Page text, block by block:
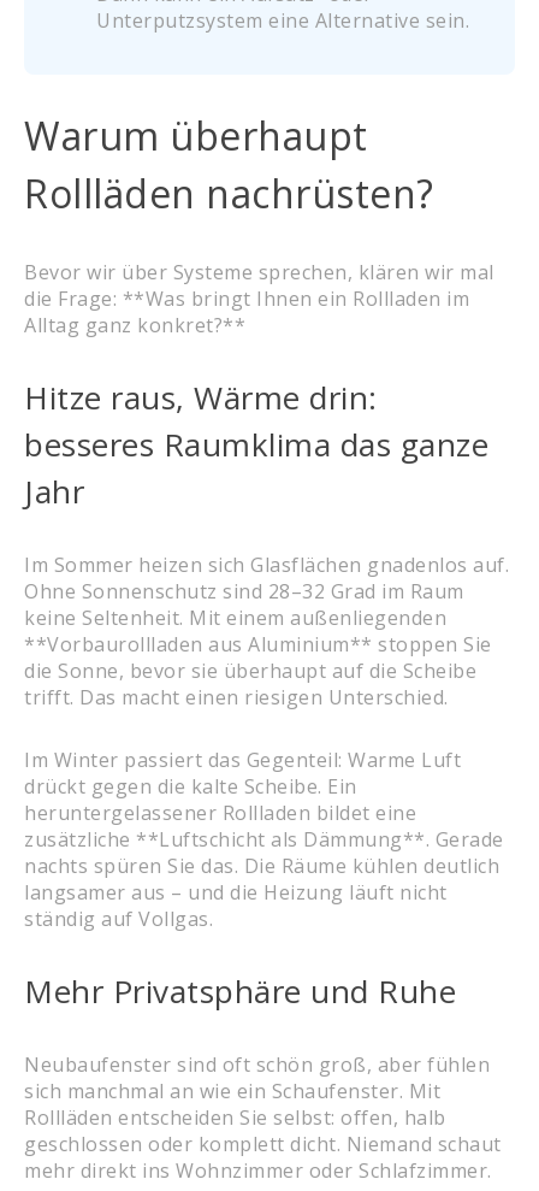
Unterputzsystem eine Alternative sein.
Warum überhaupt
Rollläden nachrüsten?
Bevor wir über Systeme sprechen, klären wir mal
die Frage: **Was bringt Ihnen ein Rollladen im
Alltag ganz konkret?**
Hitze raus, Wärme drin:
besseres Raumklima das ganze
Jahr
Im Sommer heizen sich Glasflächen gnadenlos auf.
Ohne Sonnenschutz sind 28–32 Grad im Raum
keine Seltenheit. Mit einem außenliegenden
**Vorbaurollladen aus Aluminium** stoppen Sie
die Sonne, bevor sie überhaupt auf die Scheibe
trifft. Das macht einen riesigen Unterschied.
Im Winter passiert das Gegenteil: Warme Luft
drückt gegen die kalte Scheibe. Ein
heruntergelassener Rollladen bildet eine
zusätzliche **Luftschicht als Dämmung**. Gerade
nachts spüren Sie das. Die Räume kühlen deutlich
langsamer aus – und die Heizung läuft nicht
ständig auf Vollgas.
Mehr Privatsphäre und Ruhe
Neubaufenster sind oft schön groß, aber fühlen
sich manchmal an wie ein Schaufenster. Mit
Rollläden entscheiden Sie selbst: offen, halb
geschlossen oder komplett dicht. Niemand schaut
mehr direkt ins Wohnzimmer oder Schlafzimmer.